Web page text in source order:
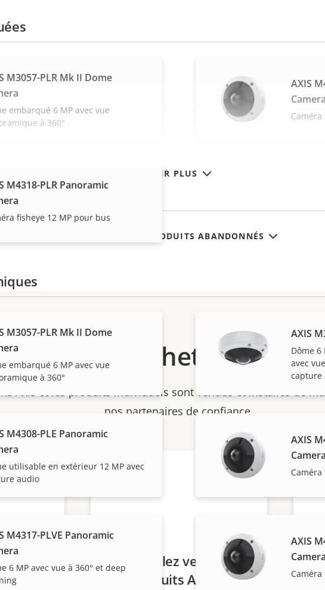
VOIR PLUS
M3057-PLR Mk II Dome
embarqué 6 MP avec vue
à 360°
AXIS
Camera
M4318-PLR Panoramic
fisheye 12 MP pour bus
M3057-PLR Mk II Dome
embarqué 6 MP avec vue
à 360°
AXIS
Dôme
avec
capture
M4308-PLE Panoramic
utilisable en extérieur 12 MP avec
audio
AXIS
Camera
M4317-PLVE Panoramic
6 MP avec vue à 360° et deep
AXIS
Camera
AFFICHER LES PRODUITS ABANDONNÉS
Acheter
Axis et les produits individuels sont vendus et installés de
nos partenaires de confiance.
?
Vous voulez vendre
des produits Axis ?